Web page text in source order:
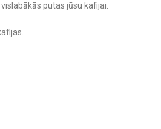
putas jūsu kafijai.